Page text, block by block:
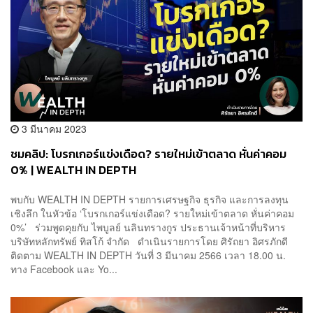
3 มีนาคม 2023
ชมคลิป: โบรกเกอร์แข่งเดือด? รายใหม่เข้าตลาด หั่นค่าคอม
0% | WEALTH IN DEPTH
พบกับ WEALTH IN DEPTH รายการเศรษฐกิจ ธุรกิจ และการลงทุน
เชิงลึก ในหัวข้อ ‘โบรกเกอร์แข่งเดือด? รายใหม่เข้าตลาด หั่นค่าคอม
0%’ ร่วมพูดคุยกับ ไพบูลย์ นลินทรางกูร ประธานเจ้าหน้าที่บริหาร
บริษัทหลักทรัพย์ ทิสโก้ จำกัด ดำเนินรายการโดย ศิรัถยา อิศรภักดี
ติดตาม WEALTH IN DEPTH วันที่ 3 มีนาคม 2566 เวลา 18.00 น.
ทาง Facebook และ Yo...